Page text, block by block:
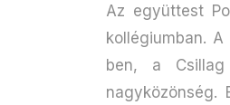
Az együttest
kollégiumban.
ben, a
nagyközönség.